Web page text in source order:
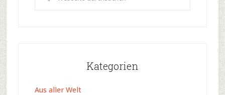
Kategorien
Aus aller Welt